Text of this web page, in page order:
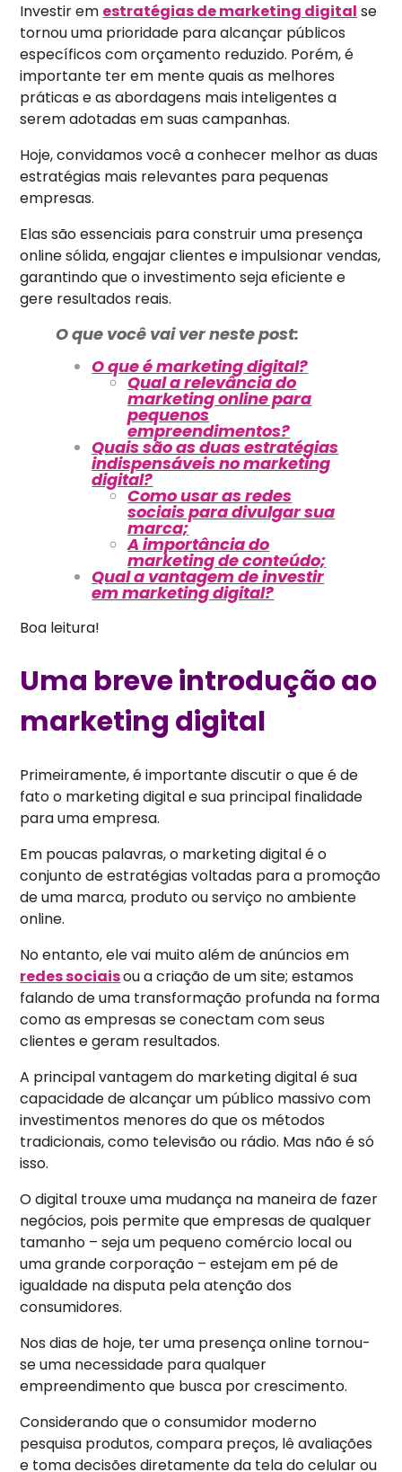
Investir em estratégias de marketing digital se
tornou uma prioridade para alcançar públicos
específicos com orçamento reduzido. Porém, é
importante ter em mente quais as melhores
práticas e as abordagens mais inteligentes a
serem adotadas em suas campanhas.
Hoje, convidamos você a conhecer melhor as duas
estratégias mais relevantes para pequenas
empresas.
Elas são essenciais para construir uma presença
online sólida, engajar clientes e impulsionar vendas,
garantindo que o investimento seja eficiente e
gere resultados reais.
O que você vai ver neste post:
O que é marketing digital?
Qual a relevância do
marketing online para
pequenos
empreendimentos?
Quais são as duas estratégias
indispensáveis no marketing
digital?
Como usar as redes
sociais para divulgar sua
marca;
A importância do
marketing de conteúdo;
Qual a vantagem de investir
em marketing digital?
Boa leitura!
Uma breve introdução ao
marketing digital
Primeiramente, é importante discutir o que é de
fato o marketing digital e sua principal finalidade
para uma empresa.
Em poucas palavras, o marketing digital é o
conjunto de estratégias voltadas para a promoção
de uma marca, produto ou serviço no ambiente
online.
No entanto, ele vai muito além de anúncios em
redes sociaisou a criação de um site; estamos
falando de uma transformação profunda na forma
como as empresas se conectam com seus
clientes e geram resultados.
A principal vantagem do marketing digital é sua
capacidade de alcançar um público massivo com
investimentos menores do que os métodos
tradicionais, como televisão ou rádio. Mas não é só
isso.
O digital trouxe uma mudança na maneira de fazer
negócios, pois permite que empresas de qualquer
tamanho – seja um pequeno comércio local ou
uma grande corporação – estejam em pé de
igualdade na disputa pela atenção dos
consumidores.
Nos dias de hoje, ter uma presença online tornou-
se uma necessidade para qualquer
empreendimento que busca por crescimento.
Considerando que o consumidor moderno
pesquisa produtos, compara preços, lê avaliações
e toma decisões diretamente da tela do celular ou